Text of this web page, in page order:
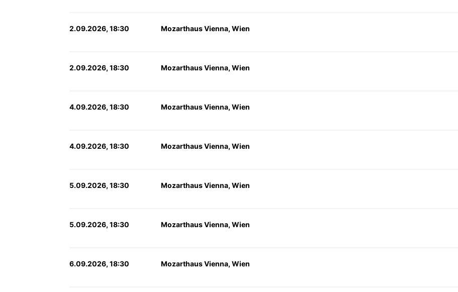
2.09.2026, 18:30 Mozarthaus Vienna, Wien
2.09.2026, 18:30 Mozarthaus Vienna, Wien
4.09.2026, 18:30 Mozarthaus Vienna, Wien
4.09.2026, 18:30 Mozarthaus Vienna, Wien
5.09.2026, 18:30 Mozarthaus Vienna, Wien
5.09.2026, 18:30 Mozarthaus Vienna, Wien
6.09.2026, 18:30 Mozarthaus Vienna, Wien